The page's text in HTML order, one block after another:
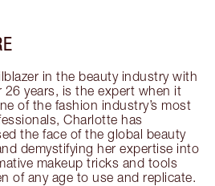
in the beauty industry with
26 years, is the expert when it
of the fashion industry’s most
Charlotte has
the face of the global beauty
demystifying her expertise into
makeup tricks and tools
of any age to use and replicate.